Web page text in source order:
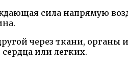
сила напрямую
через ткани,
или легких.